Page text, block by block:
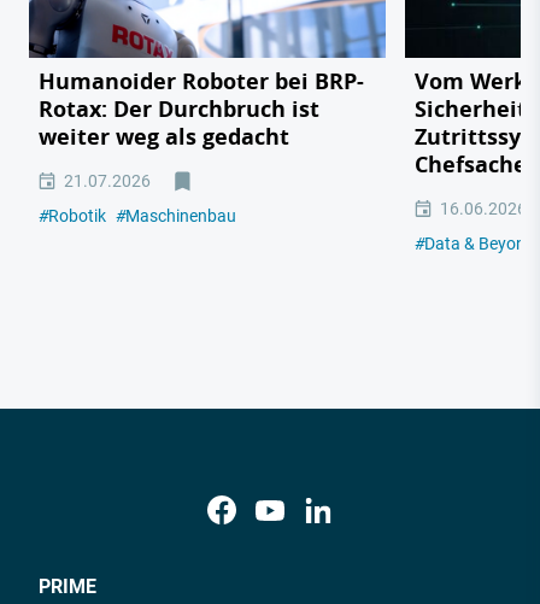
Humanoider Roboter bei BRP-
Rotax: Der Durchbruch ist
weiter weg als gedacht
21.07.2026
#Robotik #Maschinenbau
Vom
Chefsache
16.06.2026
#Data & Beyond
PRIME